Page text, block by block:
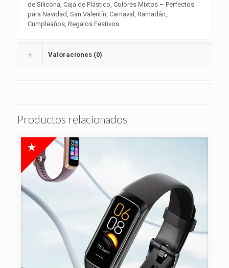
de Silicona, Caja de Plástico, Colores Mixtos – Perfectos
para Navidad, San Valentín, Carnaval, Ramadán,
Cumpleaños, Regalos Festivos
Valoraciones (0)
Productos relacionados